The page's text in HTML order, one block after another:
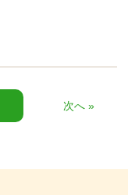
次へ »